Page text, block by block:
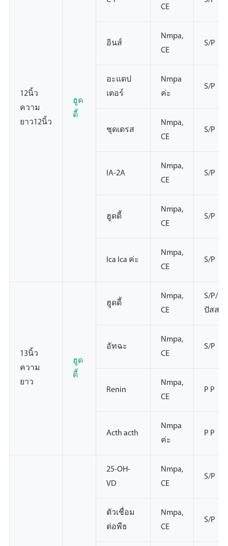
12นิ้ว
ความ
ยาว12นิ้ว
ฮูด
ดี้
CE
อินส์
Nmpa,
CE
S/P
อะแดป
เตอร์
Nmpa
ค่ะ
S/P
ชุดเดรส
Nmpa,
CE
S/P
IA-2A
Nmpa,
CE
S/P
ฮูดดี้
Nmpa,
CE
S/P
Ica Ica ค่ะ
Nmpa,
CE
S/P
13นิ้ว
ความ
ยาว
ฮูด
ดี้
ฮูดดี้
Nmpa,
CE
S/P/
ปัสสา
อัทฉะ
Nmpa,
CE
S/P
Renin
Nmpa,
CE
P P
Acth acth
Nmpa
ค่ะ
P P
25-OH-
VD
Nmpa,
CE
S/P
ตัวเชื่อม
ต่อพีธ
Nmpa,
CE
S/P